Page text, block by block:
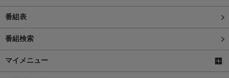
番組表
番組検索
マイメニュー